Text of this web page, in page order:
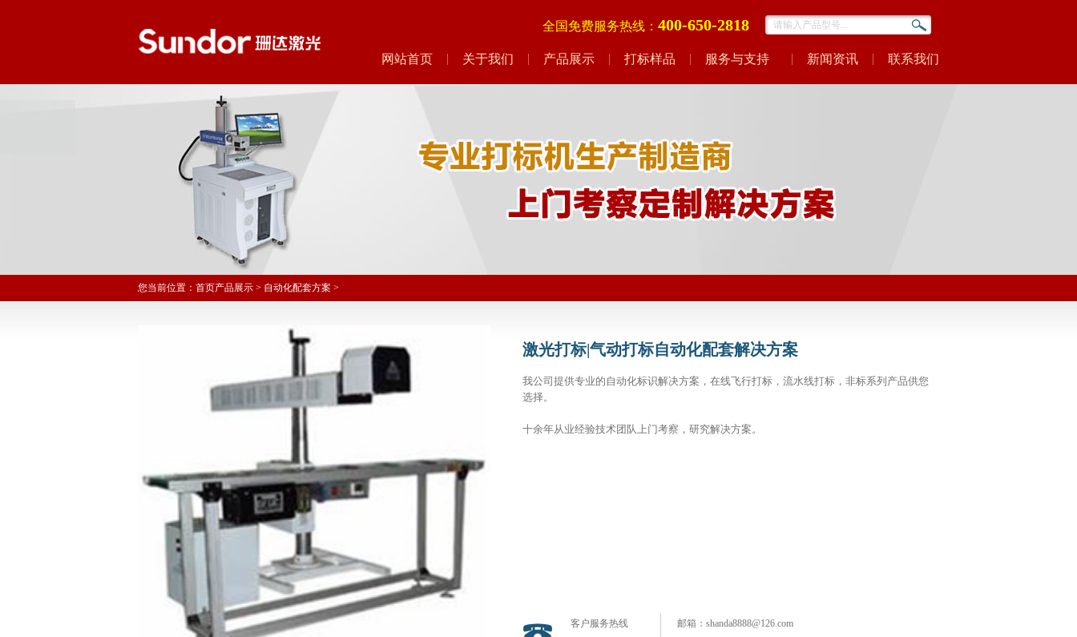
全国免费服务热线： 400-650-2818
网站首页 关于我们 产品展示 打标样品 服务与支持 新闻资讯 联系我们
您当前位置： 首页产品展示 > 自动化配套方案 >
激光打标|气动打标自动化配套解决方案
我公司提供专业的自动化标识解决方案，在线飞行打标，流水线打标，非标系列产品供您
选择。
十余年从业经验技术团队上门考察，研究解决方案。
客户服务热线
邮箱：shanda8888@126.com